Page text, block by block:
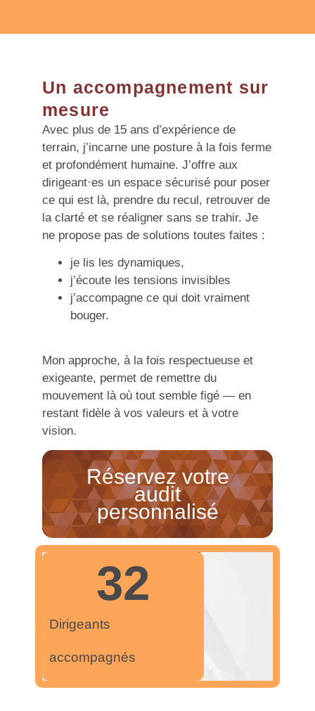
Dirigeants
accompagnés
32
Un accompagnement sur
mesure
Avec plus de 15 ans d’expérience de
terrain, j’incarne une posture à la fois ferme
et profondément humaine. J’offre aux
dirigeant·es un espace sécurisé pour poser
ce qui est là, prendre du recul, retrouver de
la clarté et se réaligner sans se trahir. Je
ne propose pas de solutions toutes faites :
je lis les dynamiques,
j’écoute les tensions invisibles
j’accompagne ce qui doit vraiment
bouger.
Mon approche, à la fois respectueuse et
exigeante, permet de remettre du
mouvement là où tout semble figé — en
restant fidèle à vos valeurs et à votre
vision.
Réservez votre
audit
personnalisé